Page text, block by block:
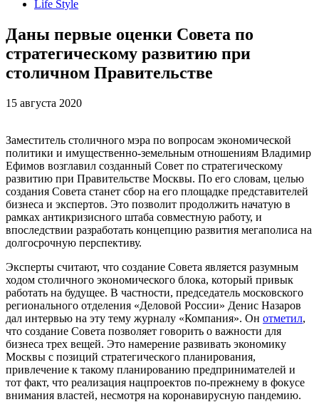
Life Style
Даны первые оценки Совета по
стратегическому развитию при
столичном Правительстве
15 августа 2020
Заместитель столичного мэра по вопросам экономической
политики и имущественно-земельным отношениям Владимир
Ефимов возглавил созданный Совет по стратегическому
развитию при Правительстве Москвы. По его словам, целью
создания Совета станет сбор на его площадке представителей
бизнеса и экспертов. Это позволит продолжить начатую в
рамках антикризисного штаба совместную работу, и
впоследствии разработать концепцию развития мегаполиса на
долгосрочную перспективу.
Эксперты считают, что создание Совета является разумным
ходом столичного экономического блока, который привык
работать на будущее. В частности, председатель московского
регионального отделения «Деловой России» Денис Назаров
дал интервью на эту тему журналу «Компания». Он отметил,
что создание Совета позволяет говорить о важности для
бизнеса трех вещей. Это намерение развивать экономику
Москвы с позиций стратегического планирования,
привлечение к такому планированию предпринимателей и
тот факт, что реализация нацпроектов по-прежнему в фокусе
внимания властей, несмотря на коронавирусную пандемию.